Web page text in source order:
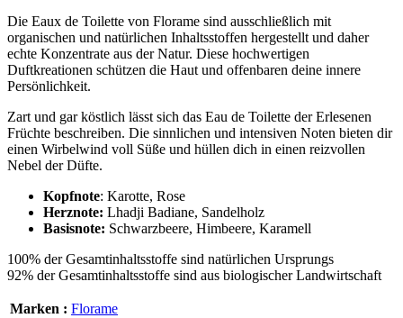
Die Eaux de Toilette von Florame sind ausschließlich mit
organischen und natürlichen Inhaltsstoffen hergestellt und daher
echte Konzentrate aus der Natur. Diese hochwertigen
Duftkreationen schützen die Haut und offenbaren deine innere
Persönlichkeit.
Zart und gar köstlich lässt sich das Eau de Toilette der Erlesenen
Früchte beschreiben. Die sinnlichen und intensiven Noten bieten dir
einen Wirbelwind voll Süße und hüllen dich in einen reizvollen
Nebel der Düfte.
Kopfnote: Karotte, Rose
Herznote: Lhadji Badiane, Sandelholz
Basisnote: Schwarzbeere, Himbeere, Karamell
100% der Gesamtinhaltsstoffe sind natürlichen Ursprungs
92% der Gesamtinhaltsstoffe sind aus biologischer Landwirtschaft
Marken : Florame